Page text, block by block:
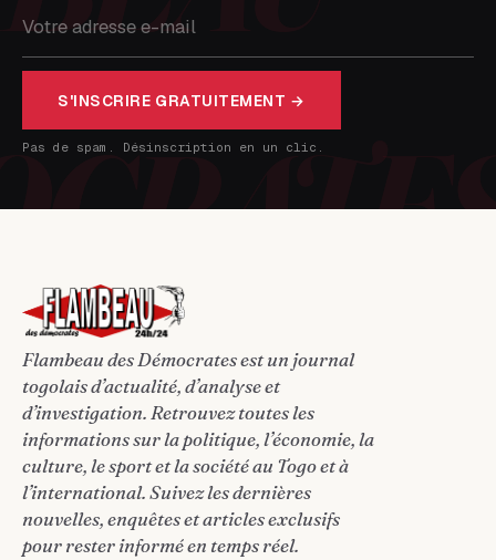
S'INSCRIRE GRATUITEMENT →
Pas de spam. Désinscription en un clic.
Flambeau des Démocrates est un journal
togolais d’actualité, d’analyse et
d’investigation. Retrouvez toutes les
informations sur la politique, l’économie, la
culture, le sport et la société au Togo et à
l’international. Suivez les dernières
nouvelles, enquêtes et articles exclusifs
pour rester informé en temps réel.